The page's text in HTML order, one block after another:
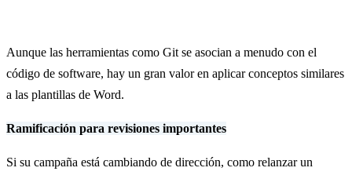
Aunque las herramientas como Git se asocian a menudo con el
código de software, hay un gran valor en aplicar conceptos similares
a las plantillas de Word.
Ramificación para revisiones importantes
Si su campaña está cambiando de dirección, como relanzar un